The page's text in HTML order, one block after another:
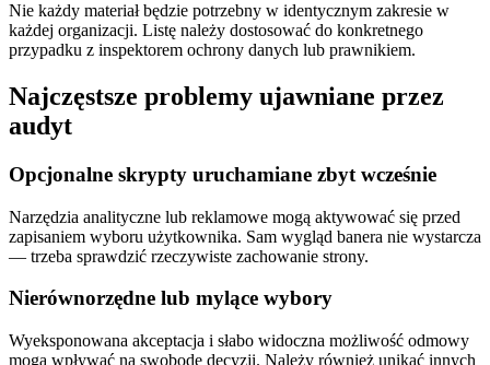
Nie każdy materiał będzie potrzebny w identycznym zakresie w
każdej organizacji. Listę należy dostosować do konkretnego
przypadku z inspektorem ochrony danych lub prawnikiem.
Najczęstsze problemy ujawniane przez
audyt
Opcjonalne skrypty uruchamiane zbyt wcześnie
Narzędzia analityczne lub reklamowe mogą aktywować się przed
zapisaniem wyboru użytkownika. Sam wygląd banera nie wystarcza
— trzeba sprawdzić rzeczywiste zachowanie strony.
Nierównorzędne lub mylące wybory
Wyeksponowana akceptacja i słabo widoczna możliwość odmowy
mogą wpływać na swobodę decyzji. Należy również unikać innych